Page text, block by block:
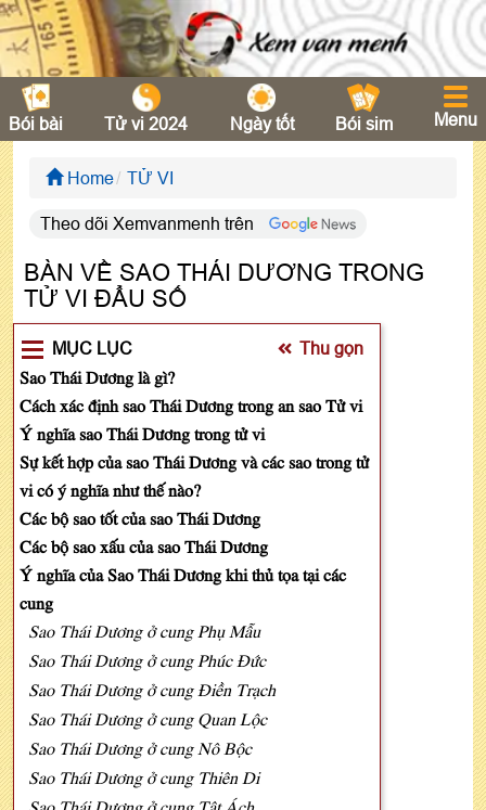
Bói bài Tử vi 2024 Ngày tốt Bói sim Menu
Home TỬ VI
Theo dõi Xemvanmenh trên
BÀN VỀ SAO THÁI DƯƠNG TRONG
TỬ VI ĐẨU SỐ
MỤC LỤC Thu gọn
Sao Thái Dương là gì?
Cách xác định sao Thái Dương trong an sao Tử vi
Ý nghĩa sao Thái Dương trong tử vi
Sự kết hợp của sao Thái Dương và các sao trong tử
vi có ý nghĩa như thế nào?
Các bộ sao tốt của sao Thái Dương
Các bộ sao xấu của sao Thái Dương
Ý nghĩa của Sao Thái Dương khi thủ tọa tại các
cung
Sao Thái Dương ở cung Phụ Mẫu
Sao Thái Dương ở cung Phúc Đức
Sao Thái Dương ở cung Điền Trạch
Sao Thái Dương ở cung Quan Lộc
Sao Thái Dương ở cung Nô Bộc
Sao Thái Dương ở cung Thiên Di
Sao Thái Dương ở cung Tật Ách